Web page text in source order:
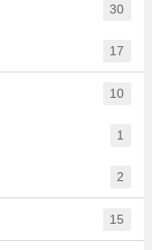
30
17
10
1
2
15